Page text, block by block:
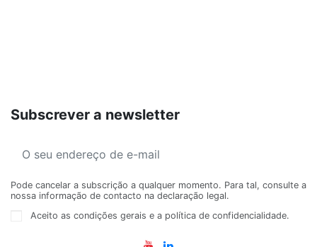
Subscrever a newsletter
Pode cancelar a subscrição a qualquer momento. Para tal, consulte a
nossa informação de contacto na declaração legal.
Aceito as condições gerais e a política de confidencialidade.